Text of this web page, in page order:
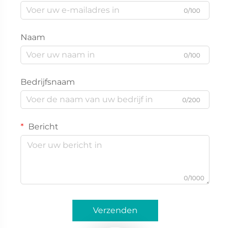
0/100
Naam
0/100
Bedrijfsnaam
0/200
Bericht
0/1000
Verzenden